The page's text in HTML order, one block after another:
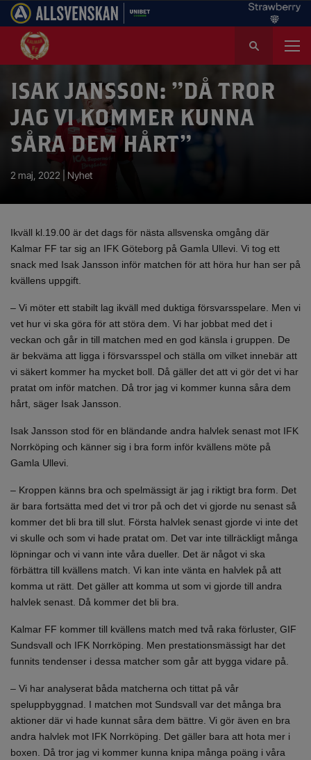
k
e
f
ISAK JANSSON: ”DÅ TROR
JAG VI KOMMER KUNNA
SÅRA DEM HÅRT”
2 maj, 2022 | Nyhet
Ikväll kl.19.00 är det dags för nästa allsvenska omgång där
Kalmar FF tar sig an IFK Göteborg på Gamla Ullevi. Vi tog ett
snack med Isak Jansson inför matchen för att höra hur han ser på
kvällens uppgift.
– Vi möter ett stabilt lag ikväll med duktiga försvarsspelare. Men vi
vet hur vi ska göra för att störa dem. Vi har jobbat med det i
veckan och går in till matchen med en god känsla i gruppen. De
är bekväma att ligga i försvarsspel och ställa om vilket innebär att
vi säkert kommer ha mycket boll. Då gäller det att vi gör det vi har
pratat om inför matchen. Då tror jag vi kommer kunna såra dem
hårt, säger Isak Jansson.
Isak Jansson stod för en bländande andra halvlek senast mot IFK
Norrköping och känner sig i bra form inför kvällens möte på
Gamla Ullevi.
– Kroppen känns bra och spelmässigt är jag i riktigt bra form. Det
är bara fortsätta med det vi tror på och det vi gjorde nu senast så
kommer det bli bra till slut. Första halvlek senast gjorde vi inte det
vi skulle och som vi hade pratat om. Det var inte tillräckligt många
löpningar och vi vann inte våra dueller. Det är något vi ska
förbättra till kvällens match. Vi kan inte vänta en halvlek på att
komma ut rätt. Det gäller att komma ut som vi gjorde till andra
halvlek senast. Då kommer det bli bra.
Kalmar FF kommer till kvällens match med två raka förluster, GIF
Sundsvall och IFK Norrköping. Men prestationsmässigt har det
funnits tendenser i dessa matcher som går att bygga vidare på.
– Vi har analyserat båda matcherna och tittat på vår
speluppbyggnad. I matchen mot Sundsvall var det många bra
aktioner där vi hade kunnat såra dem bättre. Vi gör även en bra
andra halvlek mot IFK Norrköping. Det gäller bara att hota mer i
boxen. Då tror jag vi kommer kunna knipa många poäng i våra